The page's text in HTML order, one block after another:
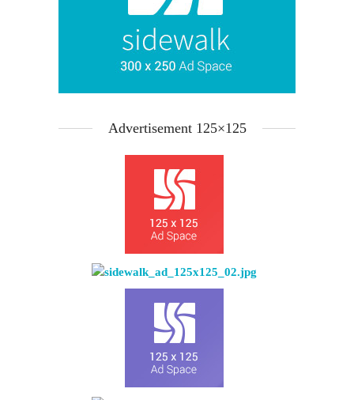
Advertisement 125×125